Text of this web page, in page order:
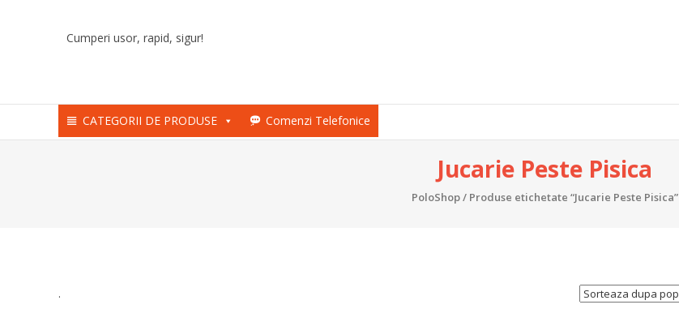
Cumperi usor, rapid, sigur!
CATEGORII DE PRODUSE Comenzi Telefonice
Jucarie Peste Pisica
PoloShop/ Produse etichetate “Jucarie Peste Pisica”
.